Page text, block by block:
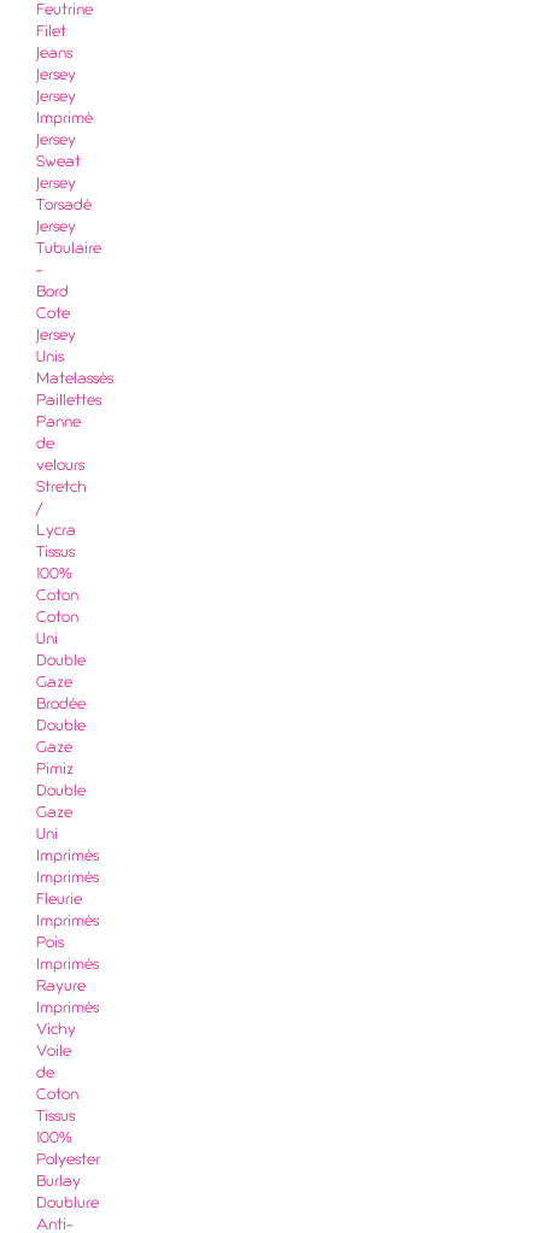
Feutrine
Filet
Jeans
Jersey
Jersey
Imprimé
Jersey
Sweat
Jersey
Torsadé
Jersey
Tubulaire
-
Bord
Cote
Jersey
Unis
Matelassés
Paillettes
Panne
de
velours
Stretch
/
Lycra
Tissus
100%
Coton
Coton
Uni
Double
Gaze
Brodée
Double
Gaze
Pimiz
Double
Gaze
Uni
Imprimés
Imprimés
Fleurie
Imprimés
Pois
Imprimés
Rayure
Imprimés
Vichy
Voile
de
Coton
Tissus
100%
Polyester
Burlay
Doublure
Anti-